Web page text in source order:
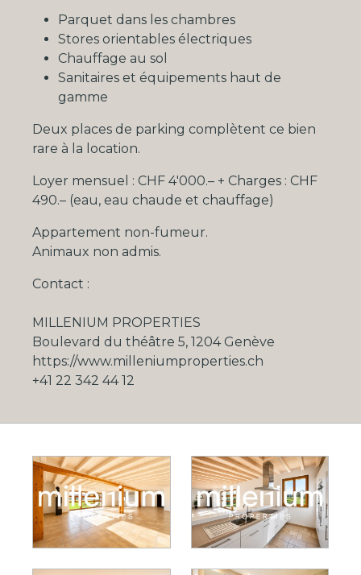
Parquet dans les chambres
Stores orientables électriques
Chauffage au sol
Sanitaires et équipements haut de
gamme
Deux places de parking complètent ce bien
rare à la location.
Loyer mensuel : CHF 4'000.– + Charges : CHF
490.– (eau, eau chaude et chauffage)
Appartement non-fumeur.
Animaux non admis.
Contact :
MILLENIUM PROPERTIES
Boulevard du théâtre 5, 1204 Genève
https://www.milleniumproperties.ch
+41 22 342 44 12